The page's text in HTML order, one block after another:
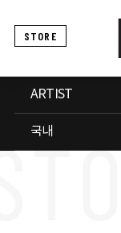
STORE
ARTIST
국내